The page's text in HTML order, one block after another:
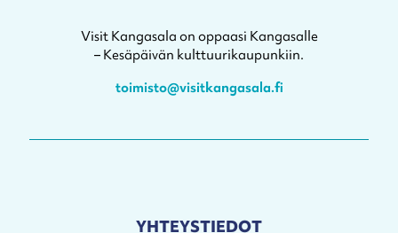
Visit Kangasala on oppaasi Kangasalle
– Kesäpäivän kulttuurikaupunkiin.
toimisto@visitkangasala.fi
YHTEYSTIEDOT